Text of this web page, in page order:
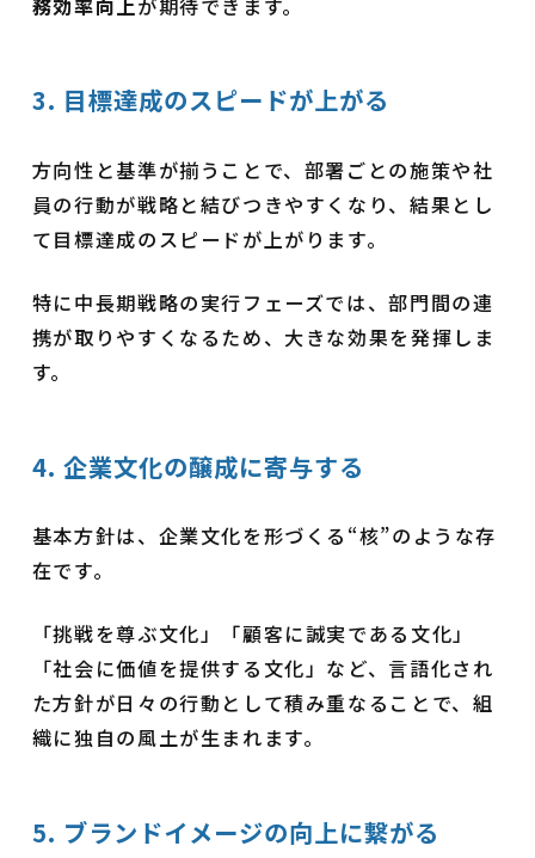
3. 目標達成のスピードが上がる
方向性と基準が揃うことで、部署ごとの施策や社
員の行動が戦略と結びつきやすくなり、結果とし
て目標達成のスピードが上がります。
特に中長期戦略の実行フェーズでは、部門間の連
携が取りやすくなるため、大きな効果を発揮しま
す。
4. 企業文化の醸成に寄与する
基本方針は、企業文化を形づくる“核”のような存
在です。
「挑戦を尊ぶ文化」「顧客に誠実である文化」
「社会に価値を提供する文化」など、言語化され
た方針が日々の行動として積み重なることで、組
織に独自の風土が生まれます。
5. ブランドイメージの向上に繋がる